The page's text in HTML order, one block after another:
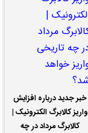
خبر جدید درباره افزایش
واریز کالابرگ الکترونیک |
کالابرگ مرداد در چه